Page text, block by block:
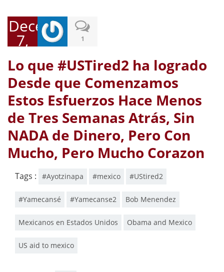
December
7, 1
Lo que #USTired2 ha logrado
Desde que Comenzamos
Estos Esfuerzos Hace Menos
de Tres Semanas Atrás, Sin
NADA de Dinero, Pero Con
Mucho, Pero Mucho Corazon
Tags : #Ayotzinapa #mexico #UStired2
#Yamecansé #Yamecanse2 Bob Menendez
Mexicanos en Estados Unidos Obama and Mexico
US aid to mexico